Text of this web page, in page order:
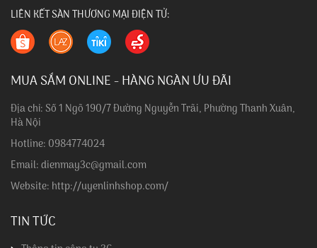
LIÊN KẾT SÀN THƯƠNG MẠI ĐIỆN TỬ:
MUA SẮM ONLINE - HÀNG NGÀN ƯU ĐÃI
Địa chỉ: Số 1 Ngõ 190/7 Đường Nguyễn Trãi, Phường Thanh Xuân,
Hà Nội
Hotline: 0984774024
Email: dienmay3c@gmail.com
Website: http://uyenlinhshop.com/
TIN TỨC